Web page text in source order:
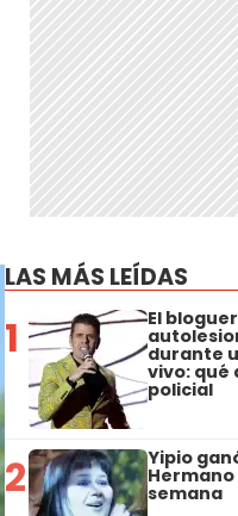
LAS MÁS LEÍDAS
1 El
durante
vivo: qué
policial
2 Yipio
semana